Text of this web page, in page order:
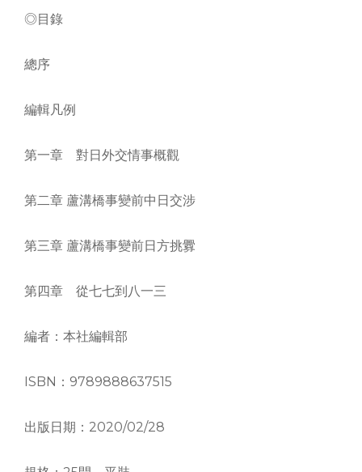
◎目錄
總序
編輯凡例
第一章 對日外交情事概觀
第二章 蘆溝橋事變前中日交涉
第三章 蘆溝橋事變前日方挑釁
第四章 從七七到八一三
編者：本社編輯部
ISBN：9789888637515
出版日期：2020/02/28